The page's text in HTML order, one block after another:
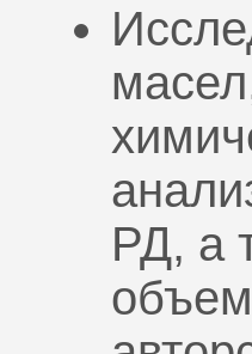
РД, а